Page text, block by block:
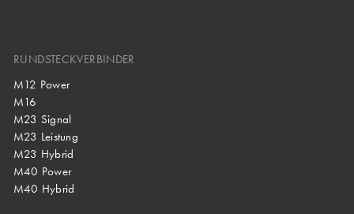
RUNDSTECKVERBINDER
M12 Power
M16
M23 Signal
M23 Leistung
M23 Hybrid
M40 Power
M40 Hybrid